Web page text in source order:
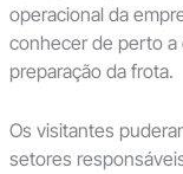
operacional da
conhecer de perto a
preparação da frota.
Os visitantes
setores